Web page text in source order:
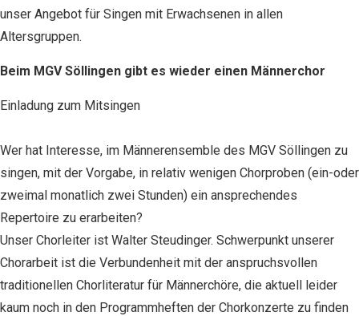
unser Angebot für Singen mit Erwachsenen in allen
Altersgruppen.
Beim MGV Söllingen gibt es wieder einen Männerchor
Einladung zum Mitsingen
Wer hat Interesse, im Männerensemble des MGV Söllingen zu
singen, mit der Vorgabe, in relativ wenigen Chorproben (ein-oder
zweimal monatlich zwei Stunden) ein ansprechendes
Repertoire zu erarbeiten?
Unser Chorleiter ist Walter Steudinger. Schwerpunkt unserer
Chorarbeit ist die Verbundenheit mit der anspruchsvollen
traditionellen Chorliteratur für Männerchöre, die aktuell leider
kaum noch in den Programmheften der Chorkonzerte zu finden